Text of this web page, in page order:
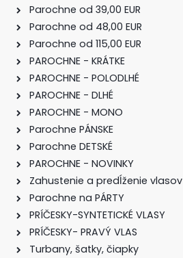
Parochne od 39,00 EUR
Parochne od 48,00 EUR
Parochne od 115,00 EUR
PAROCHNE - KRÁTKE
PAROCHNE - POLODLHÉ
PAROCHNE - DLHÉ
PAROCHNE - MONO
Parochne PÁNSKE
Parochne DETSKÉ
PAROCHNE - NOVINKY
Zahustenie a predĺženie vlasov
Parochne na PÁRTY
PRÍČESKY-SYNTETICKÉ VLASY
PRÍČESKY- PRAVÝ VLAS
Turbany, šatky, čiapky